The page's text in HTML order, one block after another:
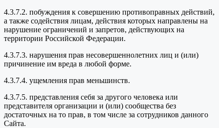
4.3.7.2. побуждения к совершению противоправных действий,
а также содействия лицам, действия которых направлены на
нарушение ограничений и запретов, действующих на
территории Российской Федерации.
4.3.7.3. нарушения прав несовершеннолетних лиц и (или)
причинение им вреда в любой форме.
4.3.7.4. ущемления прав меньшинств.
4.3.7.5. представления себя за другого человека или
представителя организации и (или) сообщества без
достаточных на то прав, в том числе за сотрудников данного
Сайта.